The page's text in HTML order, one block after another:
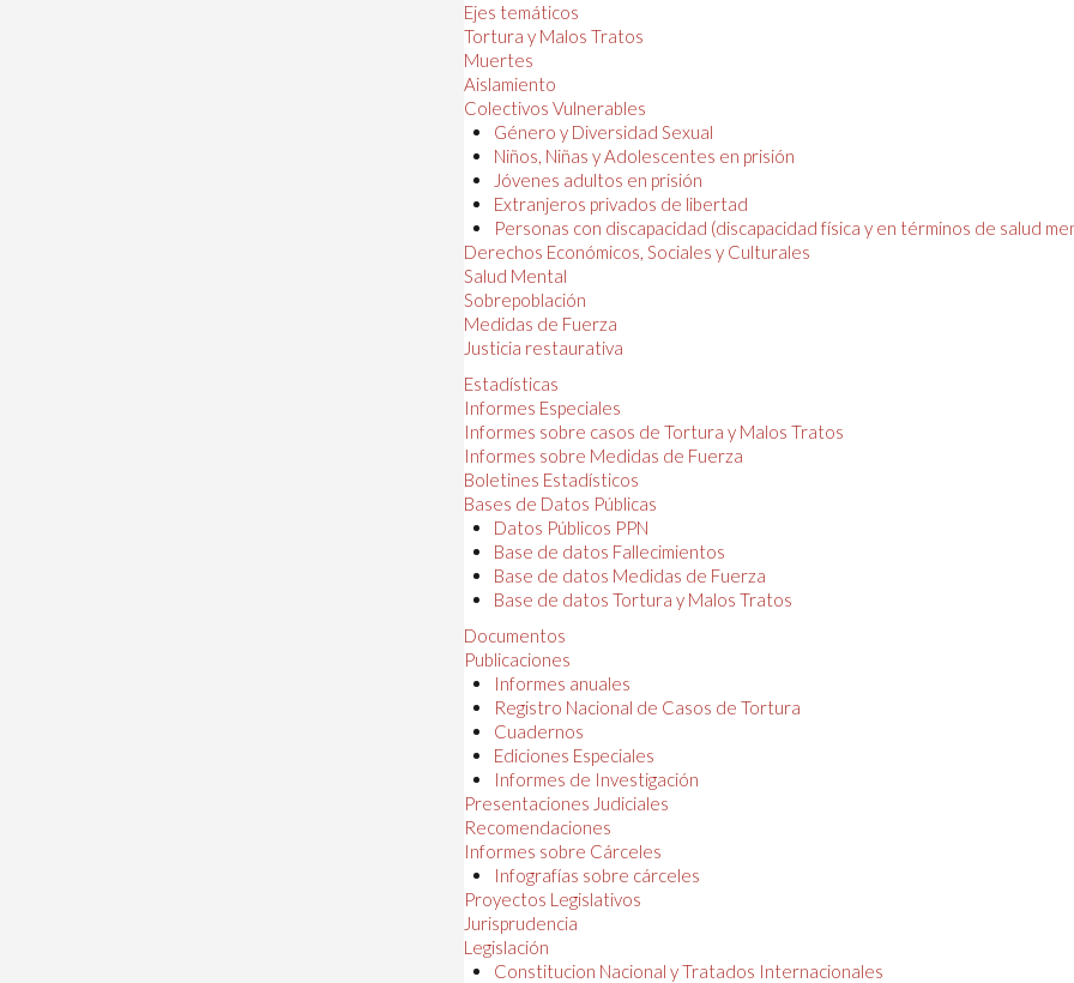
Ejes temáticos
Tortura y Malos Tratos
Muertes
Aislamiento
Colectivos Vulnerables
Género y Diversidad Sexual
Niños, Niñas y Adolescentes en prisión
Jóvenes adultos en prisión
Extranjeros privados de libertad
Personas con discapacidad (discapacidad física y en términos de salud
Derechos Económicos, Sociales y Culturales
Salud Mental
Sobrepoblación
Medidas de Fuerza
Justicia restaurativa
Estadísticas
Informes Especiales
Informes sobre casos de Tortura y Malos Tratos
Informes sobre Medidas de Fuerza
Boletines Estadísticos
Bases de Datos Públicas
Datos Públicos PPN
Base de datos Fallecimientos
Base de datos Medidas de Fuerza
Base de datos Tortura y Malos Tratos
Documentos
Publicaciones
Informes anuales
Registro Nacional de Casos de Tortura
Cuadernos
Ediciones Especiales
Informes de Investigación
Presentaciones Judiciales
Recomendaciones
Informes sobre Cárceles
Infografías sobre cárceles
Proyectos Legislativos
Jurisprudencia
Legislación
Constitucion Nacional y Tratados Internacionales